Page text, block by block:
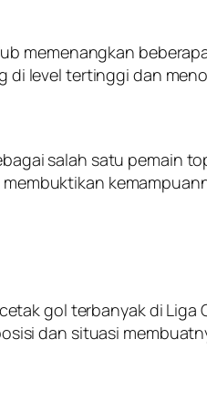
memenangkan
level tertinggi dan
salah satu pemain
gol terbanyak di Liga
dan situasi